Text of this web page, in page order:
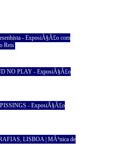
- ExposiÃ§Ã£o com
Reis
NO PLAY - ExposiÃ§Ã£o
- ExposiÃ§Ã£o
LISBOA | MÃ³nica de